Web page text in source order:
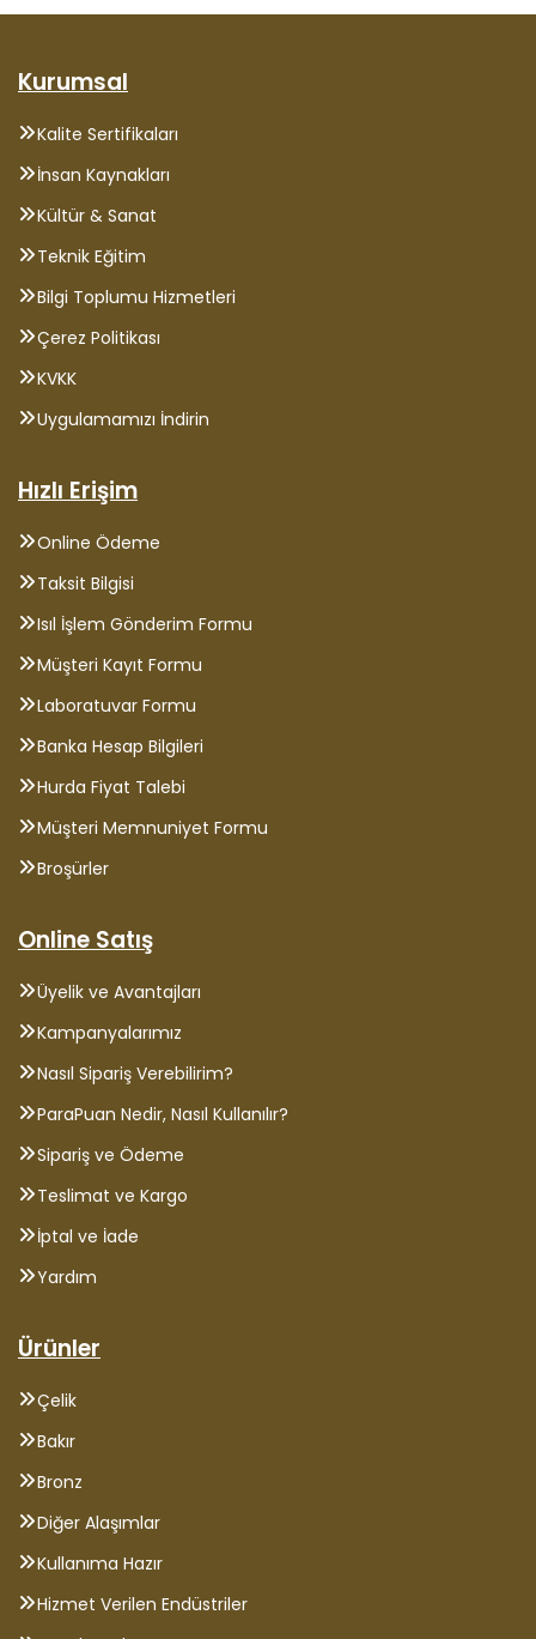
Kurumsal
Kalite Sertifikaları
İnsan Kaynakları
Kültür & Sanat
Teknik Eğitim
Bilgi Toplumu Hizmetleri
Çerez Politikası
KVKK
Uygulamamızı İndirin
Hızlı Erişim
Online Ödeme
Taksit Bilgisi
Isıl İşlem Gönderim Formu
Müşteri Kayıt Formu
Laboratuvar Formu
Banka Hesap Bilgileri
Hurda Fiyat Talebi
Müşteri Memnuniyet Formu
Broşürler
Online Satış
Üyelik ve Avantajları
Kampanyalarımız
Nasıl Sipariş Verebilirim?
ParaPuan Nedir, Nasıl Kullanılır?
Sipariş ve Ödeme
Teslimat ve Kargo
İptal ve İade
Yardım
Ürünler
Çelik
Bakır
Bronz
Diğer Alaşımlar
Kullanıma Hazır
Hizmet Verilen Endüstriler